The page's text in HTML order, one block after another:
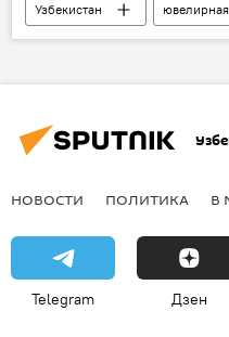
Узбекистан
изменения
президент
НОВОСТИ ПОЛИТИКА В
Telegram Дзен